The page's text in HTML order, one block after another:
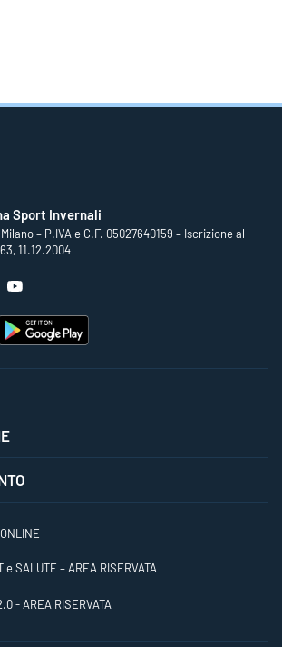
Sport Invernali
– P.IVA e C.F. 05027640159 – Iscrizione al
11.12.2004
e SALUTE – AREA RISERVATA
- AREA RISERVATA